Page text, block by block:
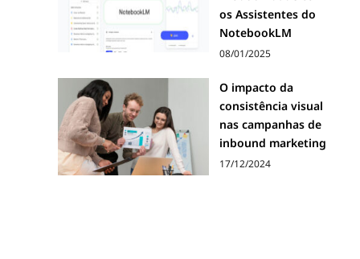
os Assistentes do
NotebookLM
08/01/2025
O impacto da
consistência visual
nas campanhas de
inbound marketing
17/12/2024